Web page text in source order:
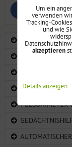
FacebookTwitter
DIGITALE
PULSOXIMETER
Um ein
verwenden
Tracking-
und wie
akzeptieren
Details anzeigen